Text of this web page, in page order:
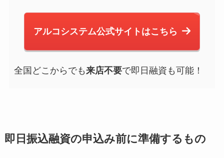
アルコシステム公式サイトはこちら
全国どこからでも来店不要で即日融資も可能！
即日振込融資の申込み前に準備するもの